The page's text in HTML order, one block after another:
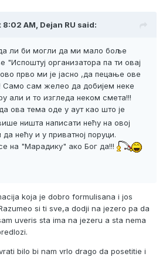
AM, Dejan RU said:
ли би могли да ми мало боље
"Испоштуј организатора па ти овај
прво ми је јасно ,да пецање ове
Само сам желео да добијем неке
али и то изгледа неком смета!!!
ова тема оде у аут као што је
ништа написати нећу на овој
нећу и у приватној поруци.
на "Марадику" ако Бог да!!!
koja je dobro formulisana i jos
si ti sve,a dodji na jezero pa da
uveris sta ima na jezeru a sta nema
bilo bi nam vrlo drago da posetitie i